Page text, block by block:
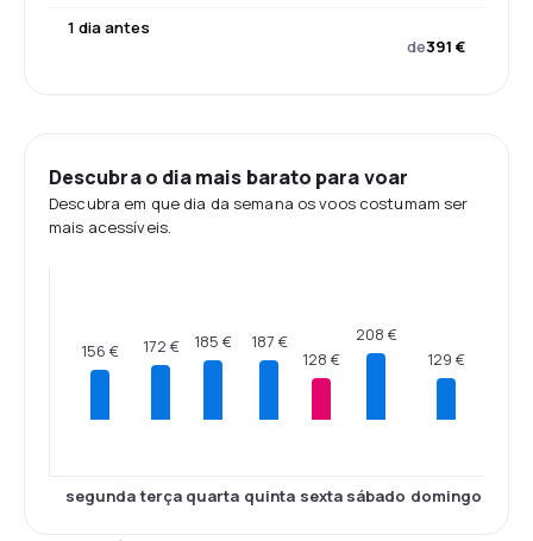
1 dia antes
de391 €
Descubra o dia mais barato para voar
Descubra em que dia da semana os voos costumam ser
mais acessíveis.
156 €
segunda
172 €
terça
185 €
quarta
187 €
quinta
128 €
sexta
208 €
sábado
129 €
domingo